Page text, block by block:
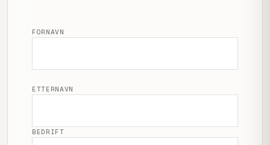
FORNAVN
ETTERNAVN
BEDRIFT